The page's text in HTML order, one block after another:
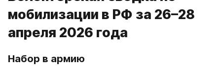
мобилизации в РФ за 26–28
апреля 2026 года
Набор в армию